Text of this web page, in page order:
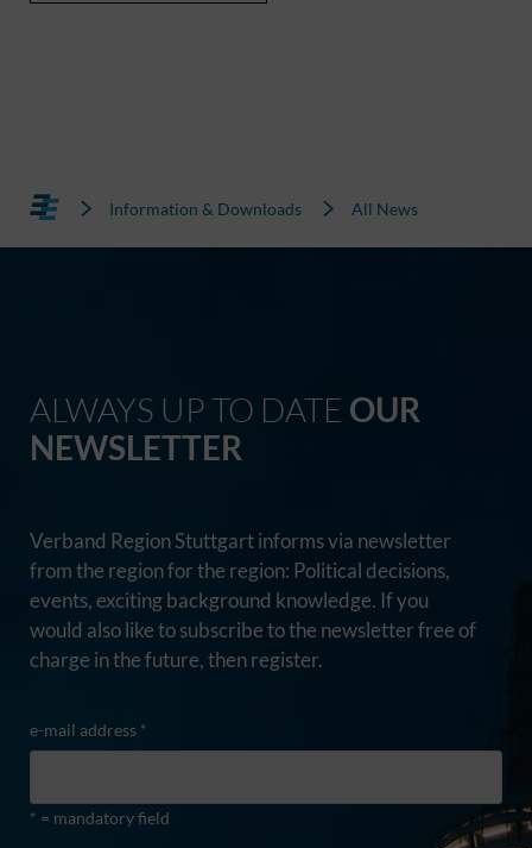
Information & Downloads All News
ALWAYS UP TO DATE OUR
NEWSLETTER
Verband Region Stuttgart informs via newsletter
from the region for the region: Political decisions,
events, exciting background knowledge. If you
would also like to subscribe to the newsletter free of
charge in the future, then register.
e-mail address *
* = mandatory field